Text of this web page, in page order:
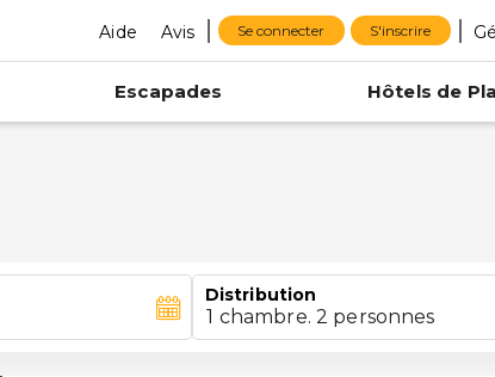
Aide Avis Se connecter S'inscrire
Escapades Hôtels de
Distribution
1 chambre. 2 personnes